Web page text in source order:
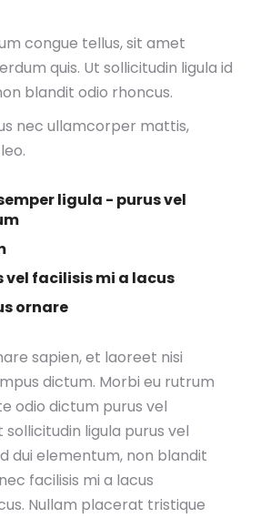
congue tellus, sit amet
quis. Ut sollicitudin ligula id
blandit odio rhoncus.
nec ullamcorper mattis,
ligula - purus vel
vel facilisis mi a lacus
ornare
sapien, et laoreet nisi
dictum. Morbi eu rutrum
odio dictum purus vel
ligula purus vel
dui elementum, non blandit
facilisis mi a lacus
Nullam placerat tristique